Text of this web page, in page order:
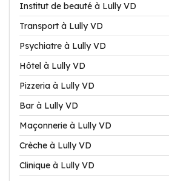
Institut de beauté à Lully VD
Transport à Lully VD
Psychiatre à Lully VD
Hôtel à Lully VD
Pizzeria à Lully VD
Bar à Lully VD
Maçonnerie à Lully VD
Crèche à Lully VD
Clinique à Lully VD